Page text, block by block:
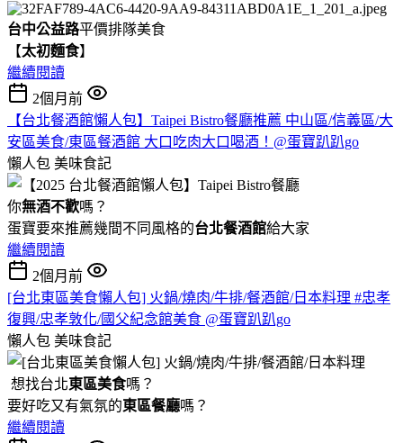
台中公益路平價排隊美食
【太初麵食】
繼續閱讀
2個月前
【台北餐酒館懶人包】Taipei Bistro餐廳推薦 中山區/信義區/大
安區美食/東區餐酒館 大口吃肉大口喝酒！@蛋寶趴趴go
懶人包 美味食記
你無酒不歡嗎？
蛋寶要來推薦幾間不同風格的台北餐酒館給大家
繼續閱讀
2個月前
[台北東區美食懶人包] 火鍋/燒肉/牛排/餐酒館/日本料理 #忠孝
復興/忠孝敦化/國父紀念館美食 @蛋寶趴趴go
懶人包 美味食記
想找台北東區美食嗎？
要好吃又有氣氛的東區餐廳嗎？
繼續閱讀